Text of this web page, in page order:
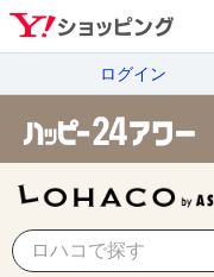
ログイン